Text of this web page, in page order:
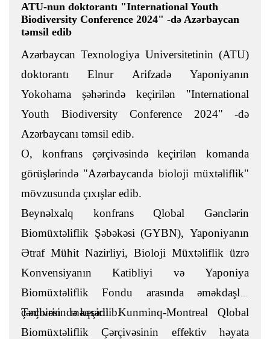
ATU-nun doktorantı "International Youth
Biodiversity Conference 2024" -də Azərbaycan
təmsil edib
Azərbaycan Texnologiya Universitetinin (ATU)
doktorantı Elnur Arifzadə Yaponiyanın
Yokohama şəhərində keçirilən "International
Youth Biodiversity Conference 2024" -də
Azərbaycanı təmsil edib.
O, konfrans çərçivəsində keçirilən komanda
görüşlərində "Azərbaycanda bioloji müxtəliflik"
mövzusunda çıxışlar edib.
Beynəlxalq konfrans Qlobal Gənclərin
Biomüxtəliflik Şəbəkəsi (GYBN), Yaponiyanın
Ətraf Mühit Nazirliyi, Bioloji Müxtəliflik üzrə
Konvensiyanın Katibliyi və Yaponiya
Biomüxtəliflik Fondu arasında əməkdaşlıq
çərçivəsində keçirilib.
Tədbirin məqsədi Kunminq-Montreal Qlobal
Biomüxtəliflik Çərçivəsinin effektiv həyata